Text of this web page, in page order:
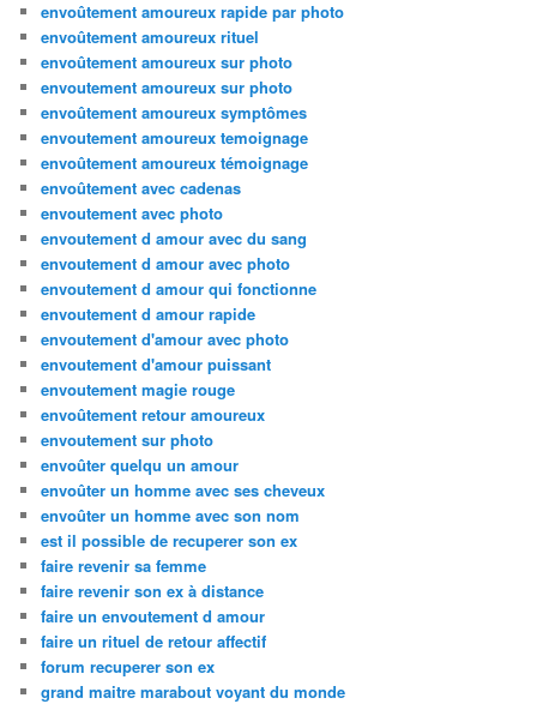
envoûtement amoureux rapide par photo
envoûtement amoureux rituel
envoûtement amoureux sur photo
envoutement amoureux sur photo
envoûtement amoureux symptômes
envoutement amoureux temoignage
envoûtement amoureux témoignage
envoûtement avec cadenas
envoutement avec photo
envoutement d amour avec du sang
envoutement d amour avec photo
envoutement d amour qui fonctionne
envoutement d amour rapide
envoutement d'amour avec photo
envoutement d'amour puissant
envoutement magie rouge
envoûtement retour amoureux
envoutement sur photo
envoûter quelqu un amour
envoûter un homme avec ses cheveux
envoûter un homme avec son nom
est il possible de recuperer son ex
faire revenir sa femme
faire revenir son ex à distance
faire un envoutement d amour
faire un rituel de retour affectif
forum recuperer son ex
grand maitre marabout voyant du monde